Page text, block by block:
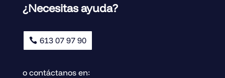
¿Necesitas ayuda?
613 07 97 90
o contáctanos en: